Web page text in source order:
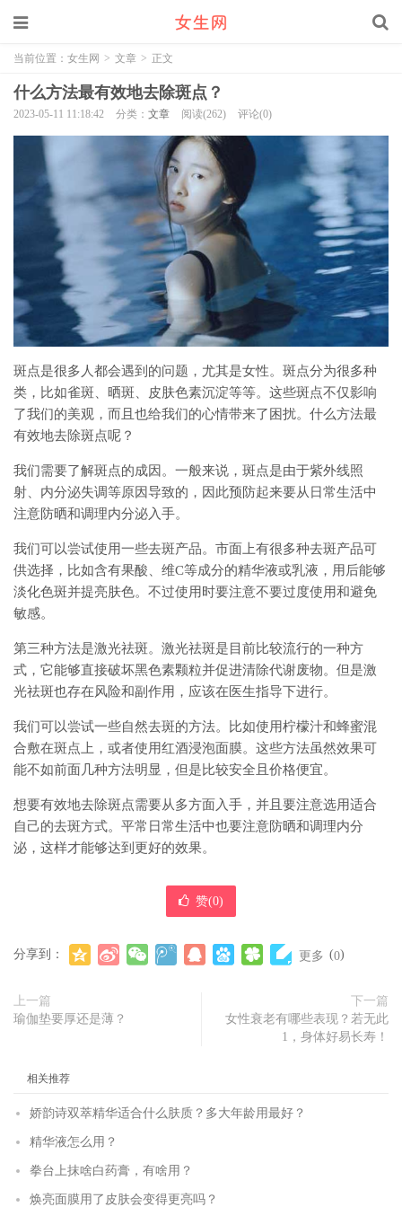
当前位置： 女生网 > 文章 > 正文
什么方法最有效地去除斑点？
2023-05-11 11:18:42 分类： 文章 阅读(262) 评论(0)
斑点是很多人都会遇到的问题，尤其是女性。斑点分为很多种
类，比如雀斑、晒斑、皮肤色素沉淀等等。这些斑点不仅影响
了我们的美观，而且也给我们的心情带来了困扰。什么方法最
有效地去除斑点呢？
我们需要了解斑点的成因。一般来说，斑点是由于紫外线照
射、内分泌失调等原因导致的，因此预防起来要从日常生活中
注意防晒和调理内分泌入手。
我们可以尝试使用一些去斑产品。市面上有很多种去斑产品可
供选择，比如含有果酸、维C等成分的精华液或乳液，用后能够
淡化色斑并提亮肤色。不过使用时要注意不要过度使用和避免
敏感。
第三种方法是激光祛斑。激光祛斑是目前比较流行的一种方
式，它能够直接破坏黑色素颗粒并促进清除代谢废物。但是激
光祛斑也存在风险和副作用，应该在医生指导下进行。
我们可以尝试一些自然去斑的方法。比如使用柠檬汁和蜂蜜混
合敷在斑点上，或者使用红酒浸泡面膜。这些方法虽然效果可
能不如前面几种方法明显，但是比较安全且价格便宜。
想要有效地去除斑点需要从多方面入手，并且要注意选用适合
自己的去斑方式。平常日常生活中也要注意防晒和调理内分
泌，这样才能够达到更好的效果。
赞(0)
分享到： 更多 (0)
上一篇
瑜伽垫要厚还是薄？
下一篇
女性衰老有哪些表现？若无此
1，身体好易长寿！
相关推荐
娇韵诗双萃精华适合什么肤质？多大年龄用最好？
精华液怎么用？
拳台上抹啥白药膏，有啥用？
焕亮面膜用了皮肤会变得更亮吗？